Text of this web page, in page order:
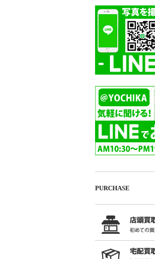
PURCHASE